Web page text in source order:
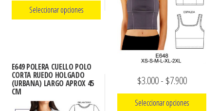
producto
opciones
se
pueden
elegir
en
página
de
de
precios:
hasta
$7.900
Seleccionar opciones
múltiples
variantes.
$3.000- $7.900Rango
de
Seleccionar opciones
E649 POLERA CUELLO POLO
CORTA RUEDO HOLGADO
(URBANA) LARGO APROX 45
CM